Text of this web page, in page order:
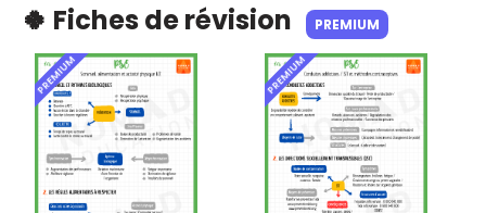
🍀 Fiches de révision PREMIUM
PREMIUM PREMIUM